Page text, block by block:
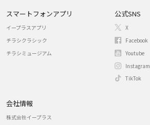
スマートフォンアプリ
イープラスアプリ
チラシクラシック
チラシミュージアム
公式SNS
X
Facebook
Youtube
Instagram
TikTok
会社情報
株式会社イープラス